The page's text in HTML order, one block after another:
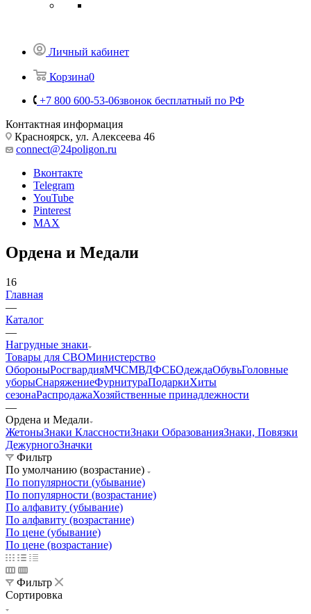
Корзина 0
Контактная информация
Красноярск, ул. Алексеева 46
connect@24poligon.ru
Telegram
YouTube
Ордена и Медали
16
Главная
—
Каталог
—
Нагрудные знаки
Товары для СВОМинистерство
ОбороныРосгвардияМЧСМВДФСБОдеждаОбувьГоловные
уборыСнаряжение
сезонаРаспродажа
—
Ордена и Медали
ЖетоныЗнаки КлассностиЗнаки Образования
ДежурногоЗначки
Фильтр
По умолчанию (возрастание)
По популярности (убывание)
По популярности (возрастание)
По алфавиту (убывание)
По алфавиту (возрастание)
По цене (убывание)
По цене (возрастание)